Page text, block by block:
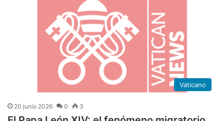
Vaticano
20 junio 2026 0 3